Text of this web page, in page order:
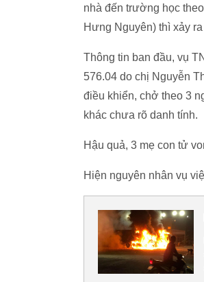
nhà đến trường học
Hưng Nguyên) thì xảy
Thông tin ban đầu, vụ
576.04 do chị Nguyễn
điều khiển, chở theo 3
khác chưa rõ danh tính.
Hậu quả, 3 mẹ con tử
Hiện nguyên nhân vụ